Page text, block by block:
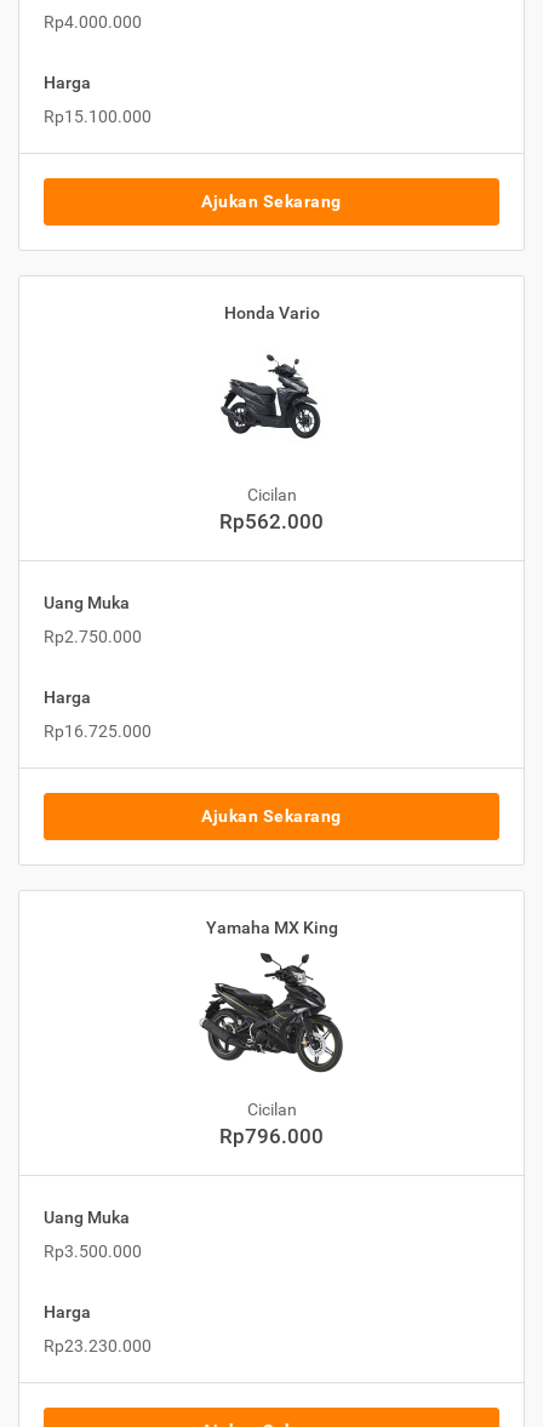
Rp4.000.000
Harga
Rp15.100.000
Ajukan Sekarang
Honda Vario
Cicilan
Rp562.000
Uang Muka
Rp2.750.000
Harga
Rp16.725.000
Ajukan Sekarang
Yamaha MX King
Cicilan
Rp796.000
Uang Muka
Rp3.500.000
Harga
Rp23.230.000